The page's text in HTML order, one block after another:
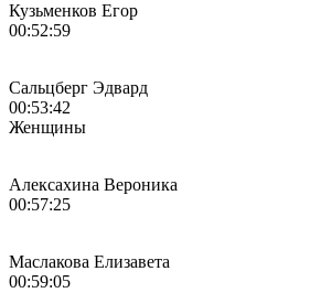
Кузьменков Егор
00:52:59
Сальцберг Эдвард
00:53:42
Женщины
Алексахина Вероника
00:57:25
Маслакова Елизавета
00:59:05